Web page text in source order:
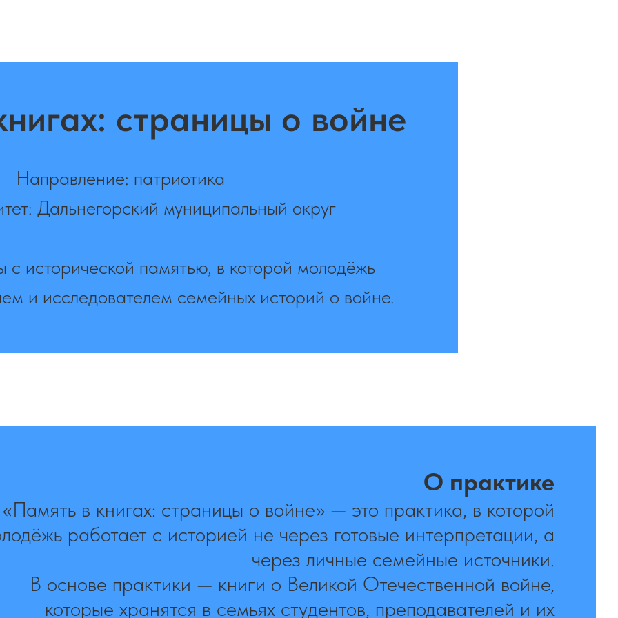
страницы о войне
Направление: патриотика
Дальнегорский муниципальный округ
исторической памятью, в которой молодёжь
и исследователем семейных историй о войне.
О практике
«Память в книгах: страницы о войне» — это практика, в которой
работает с историей не через готовые интерпретации, а
через личные семейные источники.
В основе практики — книги о Великой Отечественной войне,
которые хранятся в семьях студентов, преподавателей и их